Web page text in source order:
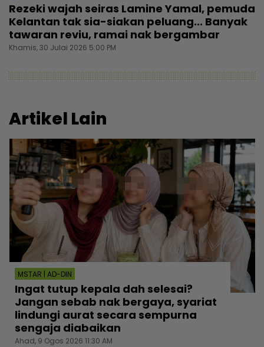
Rezeki wajah seiras Lamine Yamal, pemuda
Kelantan tak sia-siakan peluang... Banyak
tawaran reviu, ramai nak bergambar
Khamis, 30 Julai 2026 5:00 PM
Artikel Lain
MSTAR | AD-DIN
Ingat tutup kepala dah selesai?
Jangan sebab nak bergaya, syariat
lindungi aurat secara sempurna
sengaja diabaikan
Ahad, 9 Ogos 2026 11:30 AM